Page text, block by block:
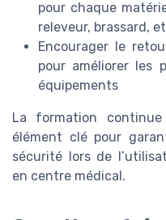
pour chaque
releveur, brassard,
Encourager le
pour améliorer les
équipements
La formation
élément clé pour
sécurité lors de
en centre médical.